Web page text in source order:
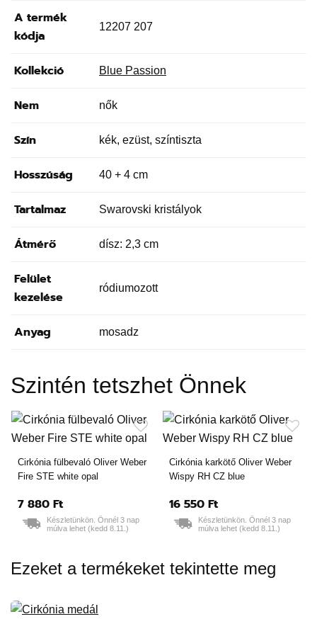
A termék
kódja
12207 207
Kollekció Blue Passion
Nem nők
Szín kék, ezüst, színtiszta
Hosszúság 40 + 4 cm
Tartalmaz Swarovski kristályok
Átmérő dísz: 2,3 cm
Felület
kezelése
ródiumozott
Anyag mosadz
Szintén tetszhet Önnek
Cirkónia fülbevaló Oliver Weber
Fire STE white opal
7 880 Ft
Készletünkön. Önnél 3 nap
múlva lehet (kedd 8.11.)
Cirkónia karkötő Oliver Weber
Wispy RH CZ blue
16 550 Ft
Készletünkön. Önnél 3 nap
múlva lehet (kedd 8.11.)
Ezeket a termékeket tekintette meg